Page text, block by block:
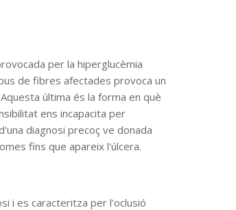
per la hiperglucèmia
de fibres afectades provoca un
última és la forma en què
ens incapacita per
diagnosi precoç ve donada
fins que apareix l'úlcera.
i es caracteritza per l'oclusió